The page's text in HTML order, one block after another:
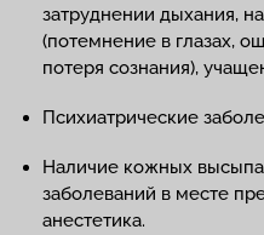
затруднении дыхания,
(потемнение в глазах,
потеря сознания),
Психиатрические
Наличие кожных
заболеваний в месте
анестетика.